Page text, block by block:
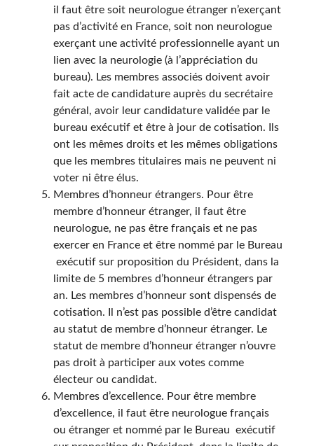
il faut être soit neurologue étranger n’exerçant
pas d’activité en France, soit non neurologue
exerçant une activité professionnelle ayant un
lien avec la neurologie (à l’appréciation du
bureau). Les membres associés doivent avoir
fait acte de candidature auprès du secrétaire
général, avoir leur candidature validée par le
bureau exécutif et être à jour de cotisation. Ils
ont les mêmes droits et les mêmes obligations
que les membres titulaires mais ne peuvent ni
voter ni être élus.
Membres d’honneur étrangers. Pour être
membre d’honneur étranger, il faut être
neurologue, ne pas être français et ne pas
exercer en France et être nommé par le Bureau
exécutif sur proposition du Président, dans la
limite de 5 membres d’honneur étrangers par
an. Les membres d’honneur sont dispensés de
cotisation. Il n’est pas possible d’être candidat
au statut de membre d’honneur étranger. Le
statut de membre d’honneur étranger n’ouvre
pas droit à participer aux votes comme
électeur ou candidat.
Membres d’excellence. Pour être membre
d’excellence, il faut être neurologue français
ou étranger et nommé par le Bureau exécutif